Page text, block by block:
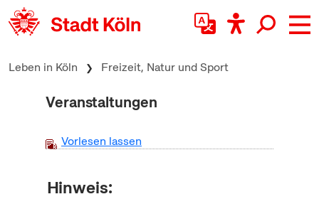
zum Inhalt springen
Leben in Köln Freizeit, Natur und Sport
Veranstaltungen
Vorlesen lassen
Hinweis: